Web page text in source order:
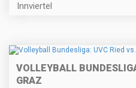
Innviertel
VOLLEYBALL
GRAZ